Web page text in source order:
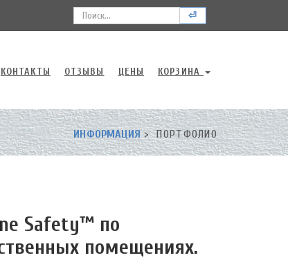
⏎
КОНТАКТЫ ОТЗЫВЫ ЦЕНЫ КОРЗИНА
ИНФОРМАЦИЯ ПОРТФОЛИО
Safety™ по
помещениях.